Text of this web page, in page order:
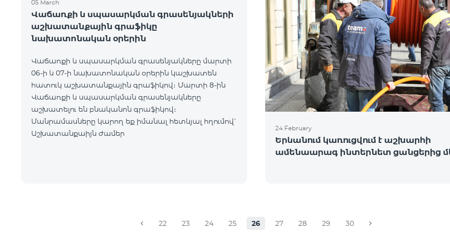
05 March
Վաճառքի և սպասարկման գրասենյակների
աշխատանքային գրաֆիկը
նախատոնական օրերին
Վաճառքի և սպասարկման գրասենյակները մարտի
06-ի և 07-ի նախատոնական օրերին կաշխատեն
հատուկ աշխատանքային գրաֆիկով։ Մարտի 8-ին
Վաճառքի և սպասարկման գրասենյակները
աշխատելու են բնականոն գրաֆիկով։
Մանրամասները կարող եք իմանալ հետևյալ հղումով՝
Աշխատանքաիյն ժամեր
24 February
Երևանում կառուցվում է աշխարհի
ամենաարագ ինտերնետ ցանցերից
22 23 24 25 26 27 28 29 30